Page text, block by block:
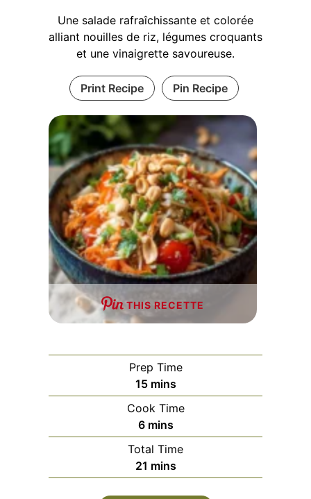
THIS RECETTE
Une salade rafraîchissante et colorée
alliant nouilles de riz, légumes croquants
et une vinaigrette savoureuse.
Print Recipe Pin Recipe
Prep Time
15minutes
mins
Cook Time
6minutes
mins
Total Time
21 minutes
mins